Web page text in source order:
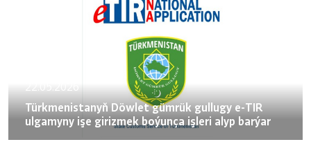
Türkmenistanyň Döwlet gümrük gullugy e-TIR
ulgamyny işe girizmek boýunça işleri alyp barýar